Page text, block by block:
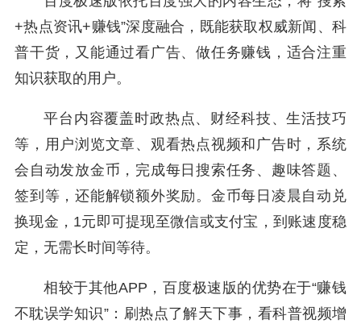
+热点资讯+赚钱”深度融合，既能获取权威新闻、科
普干货，又能通过看广告、做任务赚钱，适合注重
知识获取的用户。
平台内容覆盖时政热点、财经科技、生活技巧
等，用户浏览文章、观看热点视频和广告时，系统
会自动发放金币，完成每日搜索任务、趣味答题、
签到等，还能解锁额外奖励。金币每日凌晨自动兑
换现金，1元即可提现至微信或支付宝，到账速度稳
定，无需长时间等待。
相较于其他APP，百度极速版的优势在于“赚钱
不耽误学知识”：刷热点了解天下事，看科普视频增